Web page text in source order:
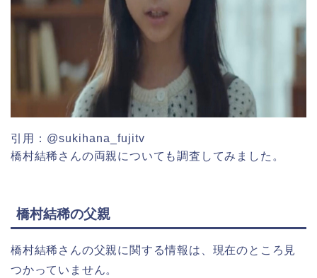
引用：@sukihana_fujitv
橋村結稀さんの両親についても調査してみました。
橋村結稀の父親
橋村結稀さんの父親に関する情報は、現在のところ見
つかっていません。